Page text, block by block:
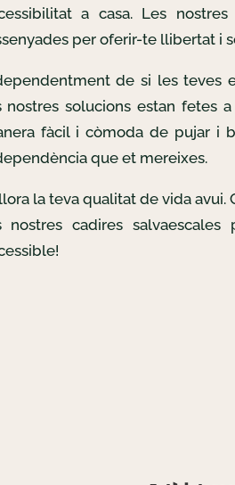
a casa. Les nostres
per oferir-te llibertat i
de si les teves
nostres solucions estan fetes
fàcil i còmoda de pujar i
que et mereixes.
la teva qualitat de vida avui.
nostres cadires